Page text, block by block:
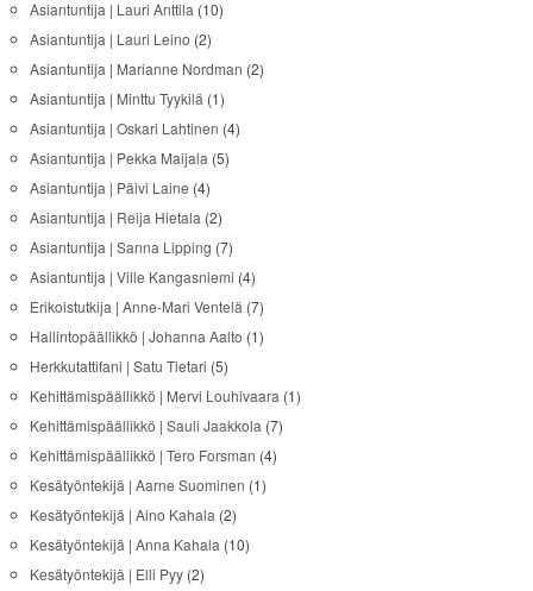
Asiantuntija | Lauri Anttila (10)
Asiantuntija | Lauri Leino (2)
Asiantuntija | Marianne Nordman (2)
Asiantuntija | Minttu Tyykilä (1)
Asiantuntija | Oskari Lahtinen (4)
Asiantuntija | Pekka Maijala (5)
Asiantuntija | Päivi Laine (4)
Asiantuntija | Reija Hietala (2)
Asiantuntija | Sanna Lipping (7)
Asiantuntija | Ville Kangasniemi (4)
Erikoistutkija | Anne-Mari Ventelä (7)
Hallintopäällikkö | Johanna Aalto (1)
Herkkutattifani | Satu Tietari (5)
Kehittämispäällikkö | Mervi Louhivaara (1)
Kehittämispäällikkö | Sauli Jaakkola (7)
Kehittämispäällikkö | Tero Forsman (4)
Kesätyöntekijä | Aarne Suominen (1)
Kesätyöntekijä | Aino Kahala (2)
Kesätyöntekijä | Anna Kahala (10)
Kesätyöntekijä | Elli Pyy(2)